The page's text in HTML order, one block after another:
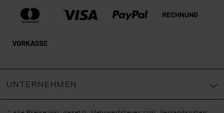
UNTERNEHMEN